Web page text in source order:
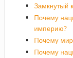
Замкнутый
Почему
империю?
Почему
Почему